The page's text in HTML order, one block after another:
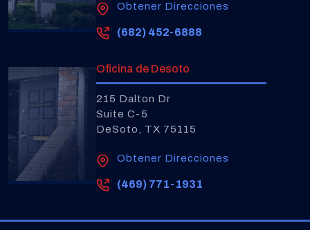
Obtener Direcciones
(682) 452-6888
Oficina de Desoto
215 Dalton Dr
Suite C-5
DeSoto, TX 75115
Obtener Direcciones
(469) 771-1931